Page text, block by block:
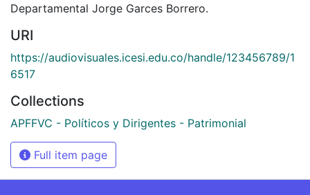
Departamental Jorge Garces Borrero.
URI
https://audiovisuales.icesi.edu.co/handle/123456789/1
6517
Collections
APFFVC - Políticos y Dirigentes - Patrimonial
Full item page